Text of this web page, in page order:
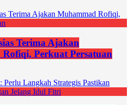
Terima Ajakan
Perkuat Persatuan